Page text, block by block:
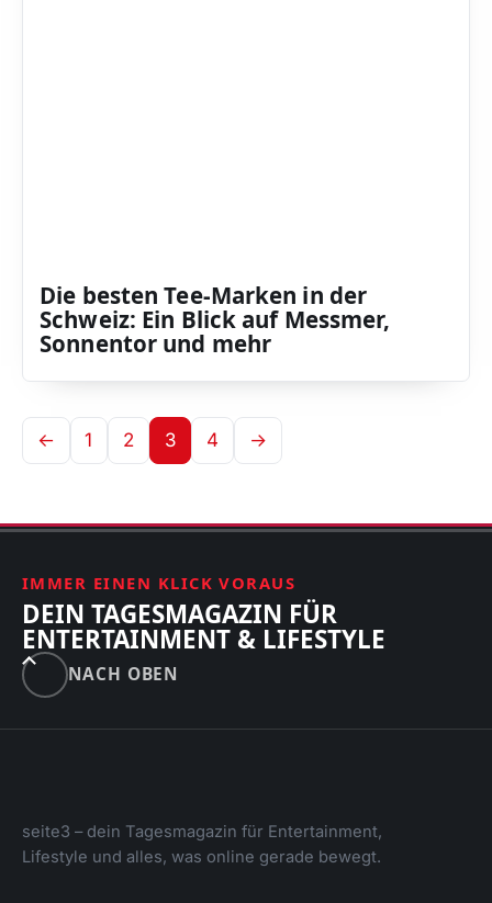
Die besten Tee-Marken in der
Schweiz: Ein Blick auf Messmer,
Sonnentor und mehr
← 1 2 3 4 →
IMMER EINEN KLICK VORAUS
DEIN TAGESMAGAZIN FÜR
ENTERTAINMENT & LIFESTYLE
NACH OBEN
seite3 – dein Tagesmagazin für Entertainment,
Lifestyle und alles, was online gerade bewegt.